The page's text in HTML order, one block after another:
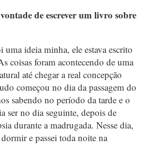
de escrever um livro sobre
uma ideia minha, ele estava escrito
coisas foram acontecendo de uma
até chegar a real concepção
começou no dia da passagem do
sabendo no período da tarde e o
ser no dia seguinte, depois de
durante a madrugada. Nesse dia,
e passei toda noite na